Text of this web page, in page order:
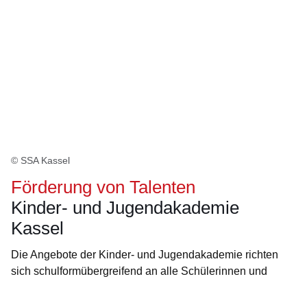
© SSA Kassel
Förderung von Talenten
Kinder- und Jugendakademie
Kassel
Die Angebote der Kinder- und Jugendakademie richten
sich schulformübergreifend an alle Schülerinnen und